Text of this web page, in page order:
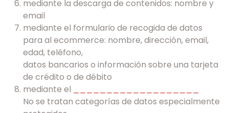
mediante la descarga de contenidos: nombre y
email
mediante el formulario de recogida de datos
para al ecommerce: nombre, dirección, email,
edad, teléfono,
datos bancarios o información sobre una tarjeta
de crédito o de débito
mediante el ___________________
No se tratan categorías de datos especialmente